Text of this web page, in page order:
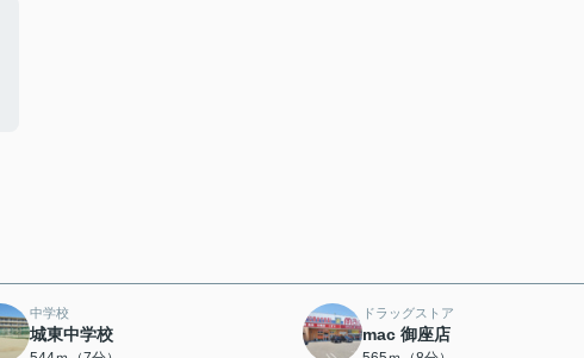
中学校
城東中学校
ドラッグストア
mac 御座店